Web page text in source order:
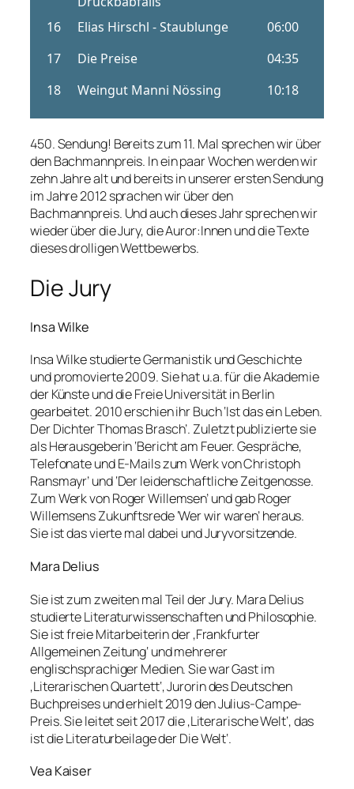
450. Sendung! Bereits zum 11. Mal sprechen wir über
den Bachmannpreis. In ein paar Wochen werden wir
zehn Jahre alt und bereits in unserer ersten Sendung
im Jahre 2012 sprachen wir über den
Bachmannpreis. Und auch dieses Jahr sprechen wir
wieder über die Jury, die Auror:Innen und die Texte
dieses drolligen Wettbewerbs.
Die Jury
Insa Wilke
Insa Wilke studierte Germanistik und Geschichte
und promovierte 2009. Sie hat u.a. für die Akademie
der Künste und die Freie Universität in Berlin
gearbeitet. 2010 erschien ihr Buch ‘Ist das ein Leben.
Der Dichter Thomas Brasch’. Zuletzt publizierte sie
als Herausgeberin ‘Bericht am Feuer. Gespräche,
Telefonate und E-Mails zum Werk von Christoph
Ransmayr’ und ‘Der leidenschaftliche Zeitgenosse.
Zum Werk von Roger Willemsen’ und gab Roger
Willemsens Zukunftsrede ‘Wer wir waren’ heraus.
Sie ist das vierte mal dabei und Juryvorsitzende.
Mara Delius
Sie ist zum zweiten mal Teil der Jury. Mara Delius
studierte Literaturwissenschaften und Philosophie.
Sie ist freie Mitarbeiterin der ‚Frankfurter
Allgemeinen Zeitung‘ und mehrerer
englischsprachiger Medien. Sie war Gast im
‚Literarischen Quartett‘, Jurorin des Deutschen
Buchpreises und erhielt 2019 den Julius-Campe-
Preis. Sie leitet seit 2017 die ‚Literarische Welt‘, das
ist die Literaturbeilage der Die Welt‘.
Vea Kaiser